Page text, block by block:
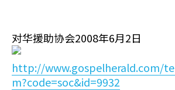
对华援助协会2008年6月2日
http://www.gospelherald.com/
m?code=soc&id=9932